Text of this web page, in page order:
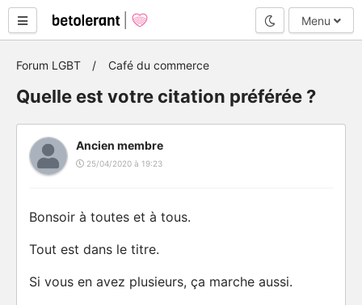
Mode nuit
Menu
Forum LGBT Café du commerce
Quelle est votre citation préférée ?
Ancien membre
25/04/2020 à 19:23
Bonsoir à toutes et à tous.
Tout est dans le titre.
Si vous en avez plusieurs, ça marche aussi.